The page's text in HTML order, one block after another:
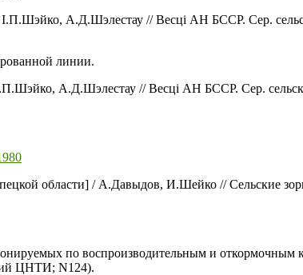
А.Д.Шэлестау // Весцi АН БССР. Сер.
линии.
А.Д.Шэлестау // Весцi АН БССР. Сер.
области] / А.Давыдов, И.Шейко // Сельские
по воспроизводительным и откормочным
ЦНТИ; N124).